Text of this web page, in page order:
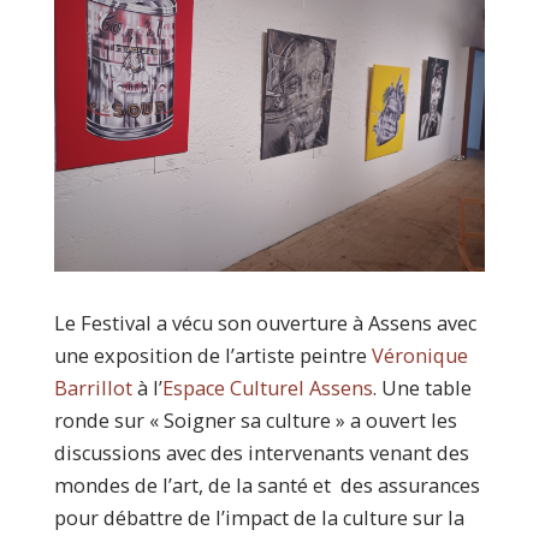
Le Festival a vécu son ouverture à Assens avec
une exposition de l’artiste peintre Véronique
Barrillotà l’Espace Culturel Assens. Une table
ronde sur « Soigner sa culture » a ouvert les
discussions avec des intervenants venant des
mondes de l’art, de la santé et des assurances
pour débattre de l’impact de la culture sur la